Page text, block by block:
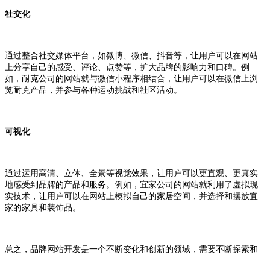
社交化
通过整合社交媒体平台，如微博、微信、抖音等，让用户可以在网站
上分享自己的感受、评论、点赞等，扩大品牌的影响力和口碑。例
如，耐克公司的网站就与微信小程序相结合，让用户可以在微信上浏
览耐克产品，并参与各种运动挑战和社区活动。
可视化
通过运用高清、立体、全景等视觉效果，让用户可以更直观、更真实
地感受到品牌的产品和服务。例如，宜家公司的网站就利用了虚拟现
实技术，让用户可以在网站上模拟自己的家居空间，并选择和摆放宜
家的家具和装饰品。
总之，品牌网站开发是一个不断变化和创新的领域，需要不断探索和